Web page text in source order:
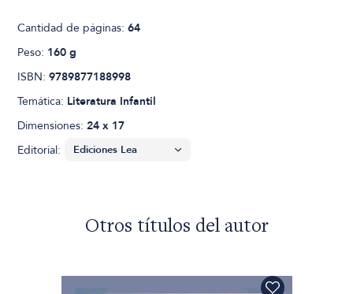
Cantidad de páginas:64
Peso: 160 g
ISBN:9789877188998
Temática: Literatura Infantil
Dimensiones:24 x 17
Editorial:
Otros títulos del autor